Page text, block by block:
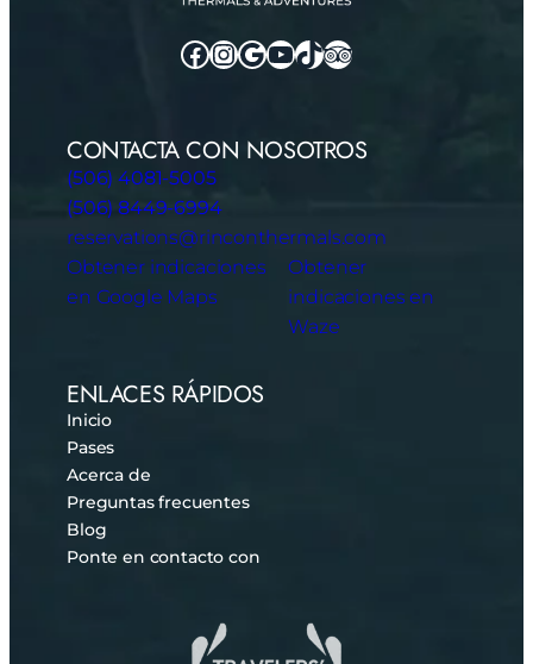
Facebook
Instagram
Google
YouTube
TikTok
TripAdvisor
CONTACTA CON NOSOTROS
(506) 4081-5005
(506) 8449-6994
reservations@rinconthermals.com
Obtener indicaciones
en Google Maps
Obtener
indicaciones en
Waze
ENLACES RÁPIDOS
Inicio
Pases
Acerca de
Preguntas frecuentes
Blog
Ponte en contacto con